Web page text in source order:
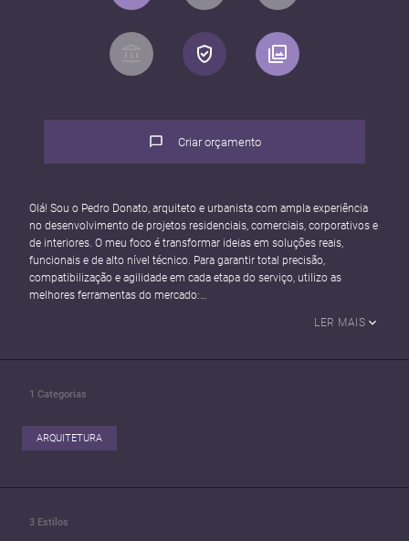
Criar orçamento
Olá! Sou o Pedro Donato, arquiteto e urbanista com ampla experiência
no desenvolvimento de projetos residenciais, comerciais, corporativos e
de interiores. O meu foco é transformar ideias em soluções reais,
funcionais e de alto nível técnico. Para garantir total precisão,
compatibilização e agilidade em cada etapa do serviço, utilizo as
melhores ferramentas do mercado:
detalhados, compatibilizados e com quantitativos precisos.
AutoCAD: Utilizo para desenhos técnicos, detalhamentos executivos e
Além da prática em escritório próprio e no setor público, possuo
especialização Master em BIM e em Engenharia de Segurança do
viabilidade técnica e total segurança.
LER MAIS
1 Categorias
ARQUITETURA
3 Estilos